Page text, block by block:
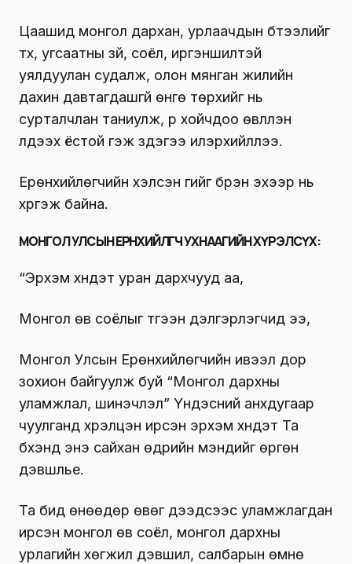
Цаашид монгол дархан, урлаачдын бүтээлийг
түүх, угсаатны зүй, соёл, иргэншилтэй
уялдуулан судалж, олон мянган жилийн
дахин давтагдашгүй өнгө төрхийг нь
сурталчлан таниулж, үр хойчдоо өвлүүлэн
үлдээх ёстой гэж үздэгээ илэрхийллээ.
Ерөнхийлөгчийн хэлсэн үгийг бүрэн эхээр нь
хүргэж байна.
МОНГОЛ УЛСЫН ЕРӨНХИЙЛӨГЧ УХНААГИЙН ХҮРЭЛСҮХ:
“Эрхэм хүндэт уран дархчууд аа,
Монгол өв соёлыг түгээн дэлгэрүүлэгчид ээ,
Монгол Улсын Ерөнхийлөгчийн ивээл дор
зохион байгуулж буй “Монгол дархны
уламжлал, шинэчлэл” Үндэсний анхдугаар
чуулганд хүрэлцэн ирсэн эрхэм хүндэт Та
бүхэнд энэ сайхан өдрийн мэндийг өргөн
дэвшүүлье.
Та бид өнөөдөр өвөг дээдсээс уламжлагдан
ирсэн монгол өв соёл, монгол дархны
урлагийн хөгжил дэвшил, салбарын өмнө